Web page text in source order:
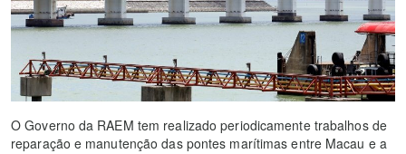
O Governo da RAEM tem realizado periodicamente trabalhos de
reparação e manutenção das pontes marítimas entre Macau e a